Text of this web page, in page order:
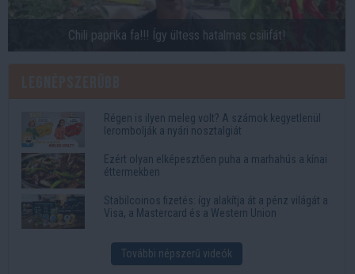
Chili paprika fa!!! Így ültess hatalmas csilifát!
Régen is ilyen meleg volt? A számok kegyetlenül
lerombolják a nyári nosztalgiát
Ezért olyan elképesztően puha a marhahús a kínai
éttermekben
Stabilcoinos fizetés: így alakítja át a pénz világát a
Visa, a Mastercard és a Western Union
További népszerű videók